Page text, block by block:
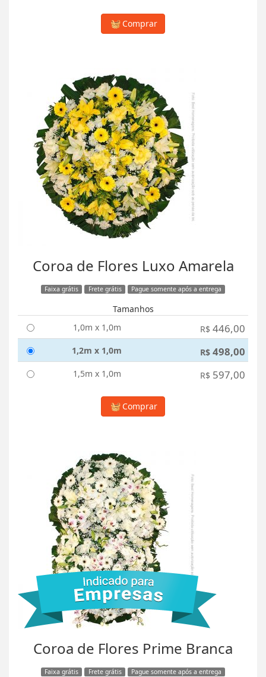
Comprar
Coroa de Flores Luxo Amarela
Faixa grátis Frete grátis Pague somente após a entrega
Tamanhos
1,0m x 1,0m
R$ 446,00
1,2m x 1,0m R$ 498,00
1,5m x 1,0m R$ 597,00
Comprar
Coroa de Flores Prime Branca
Faixa grátis Frete grátis Pague somente após a entrega